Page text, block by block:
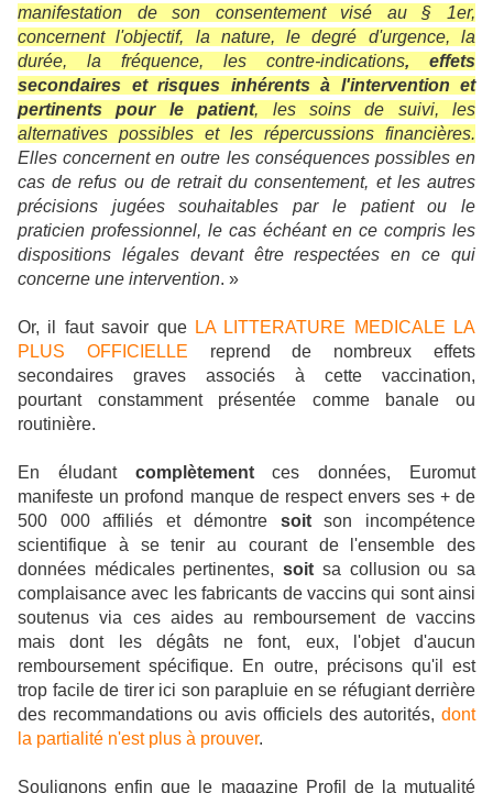
manifestation de son consentement visé au § 1er,
concernent l'objectif, la nature, le degré d'urgence, la
durée, la fréquence, les contre-indications, effets
secondaires et risques inhérents à l'intervention et
pertinents pour le patient, les soins de suivi, les
alternatives possibles et les répercussions financières.
Elles concernent en outre les conséquences possibles en
cas de refus ou de retrait du consentement, et les autres
précisions jugées souhaitables par le patient ou le
praticien professionnel, le cas échéant en ce compris les
dispositions légales devant être respectées en ce qui
concerne une intervention. »
Or, il faut savoir que LA LITTERATURE MEDICALE LA
PLUS OFFICIELLE reprend de nombreux effets
secondaires graves associés à cette vaccination,
pourtant constamment présentée comme banale ou
routinière.
En éludant complètementces données, Euromut
manifeste un profond manque de respect envers ses + de
500 000 affiliés et démontre soitson incompétence
scientifique à se tenir au courant de l'ensemble des
données médicales pertinentes,soit sa collusion ou sa
complaisance avec les fabricants de vaccins qui sont ainsi
soutenus via ces aides au remboursement de vaccins
mais dont les dégâts ne font, eux, l'objet d'aucun
remboursement spécifique. En outre, précisons qu'il est
trop facile de tirer ici son parapluie en se réfugiant derrière
des recommandations ou avis officiels des autorités, dont
la partialité n'est plus à prouver.
Soulignons enfin que le magazine Profil de la mutualité